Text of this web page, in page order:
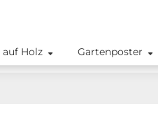
auf Holz Gartenposter